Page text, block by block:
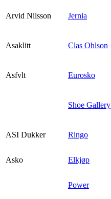
Arvid Nilsson Jernia
Asaklitt Clas Ohlson
Asfvlt Eurosko
Shoe Gallery
ASI Dukker Ringo
Asko
Elkjøp
Power